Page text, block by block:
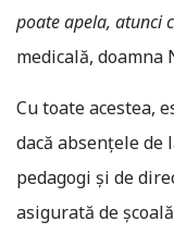
poate apela, atunci
medicală, doamna
Cu toate acestea,
dacă absențele de
pedagogi și de
asigurată de